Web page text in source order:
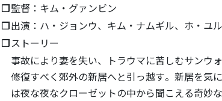
❐監督：キム・グァンビン
❐出演：ハ・ジョンウ、キム・ナムギル、ホ・ユ
❐ストーリー
事故により妻を失い、トラウマに苦しむサンウ
修復すべく郊外の新居へと引っ越す。新居を気
は夜な夜なクローゼットの中から聞こえる奇妙